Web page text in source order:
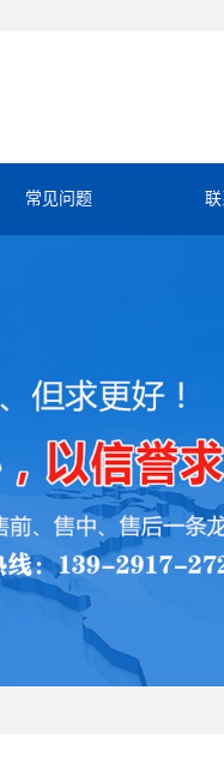
常见问题